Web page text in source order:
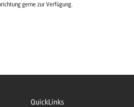
gerne zur Verfügung.
QuickLinks